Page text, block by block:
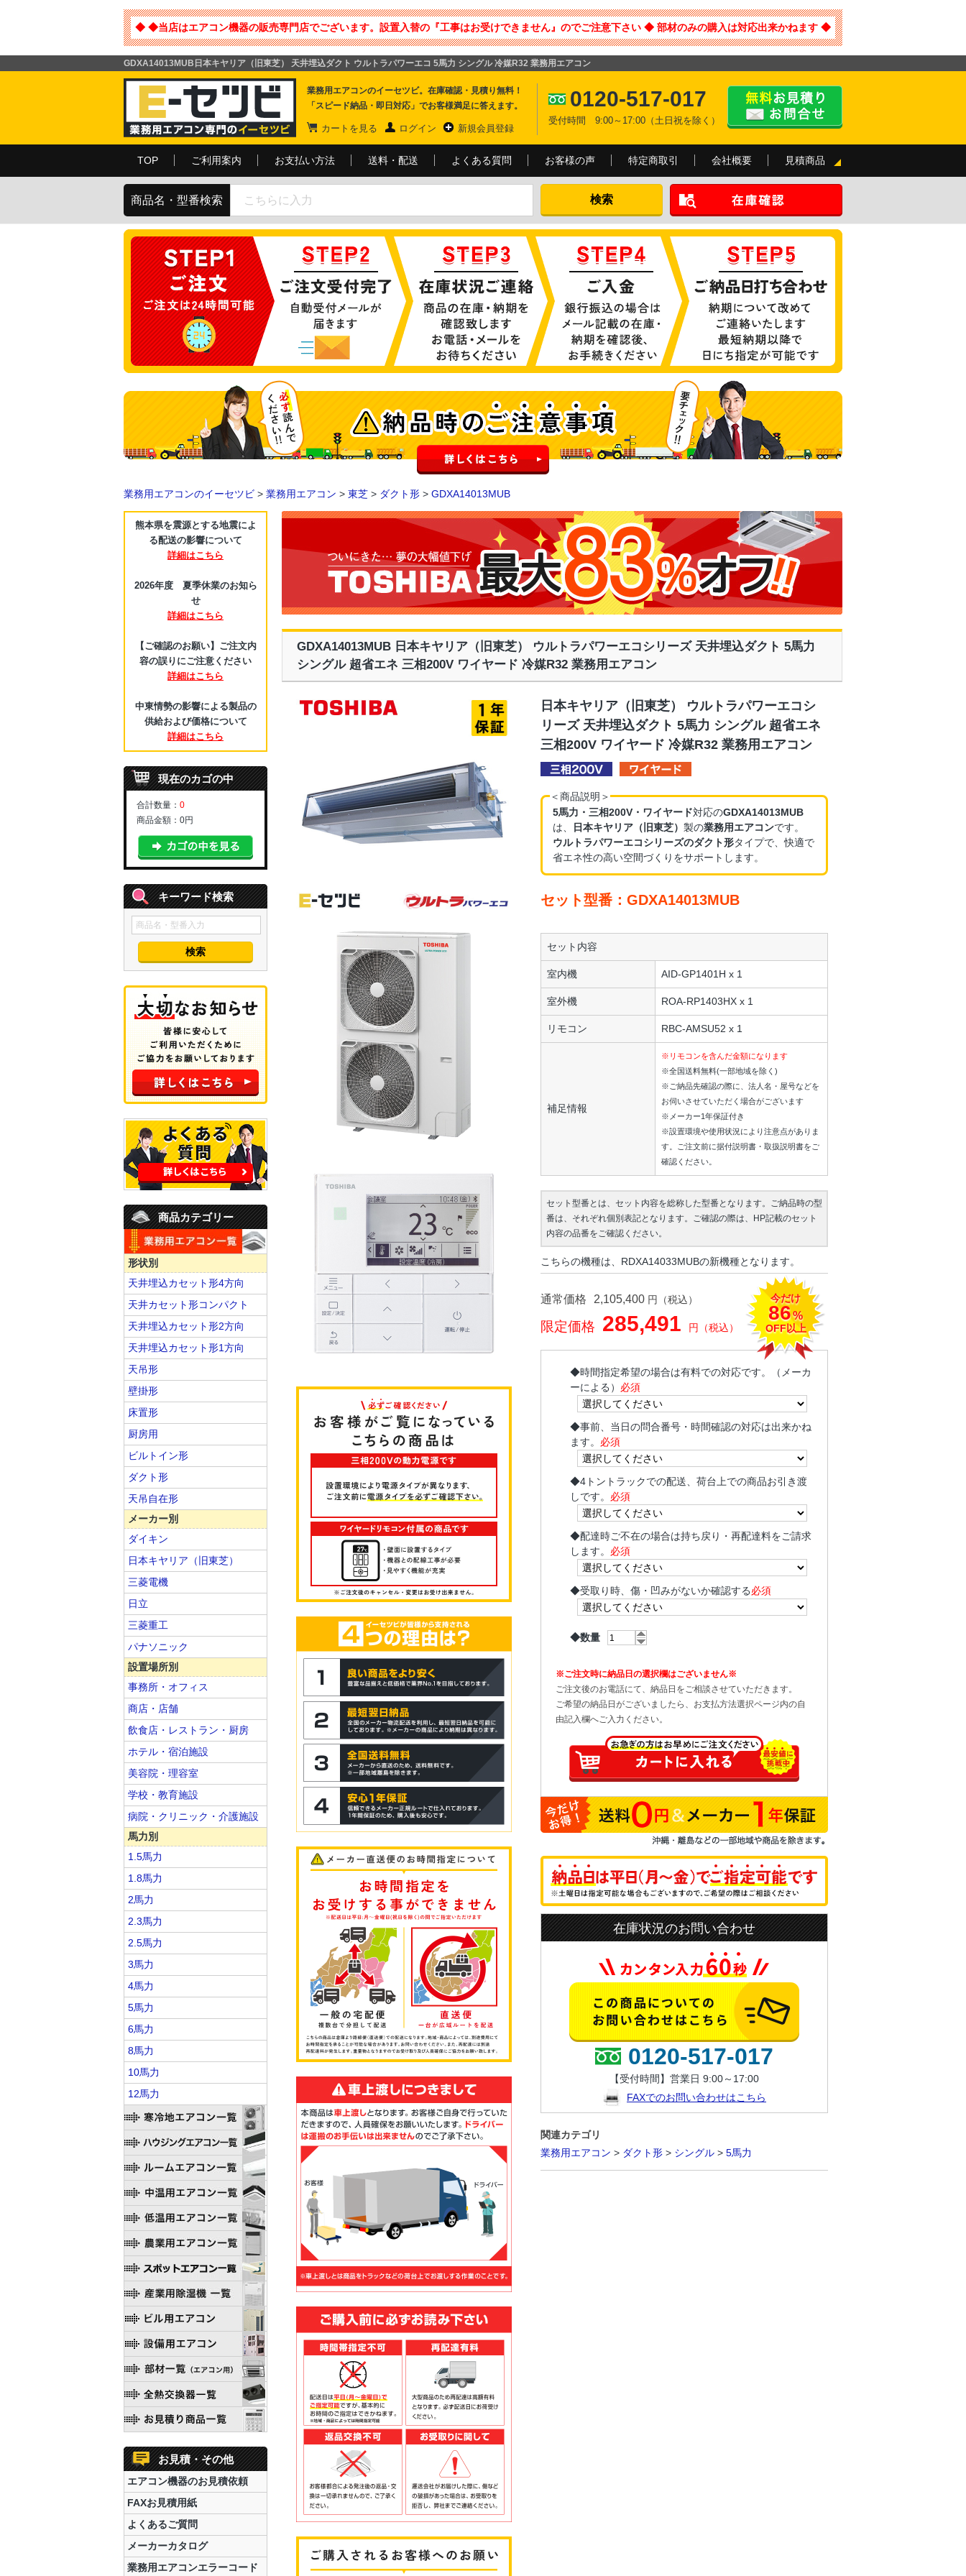
◆ ◆当店はエアコン機器の販売専門店でございます。設置入替の『工事はお受けできません』のでご注意下さい ◆ 部材のみの購入は対応出来かねます ◆
GDXA14013MUB日本キヤリア（旧東芝） 天井埋込ダクト ウルトラパワーエコ 5馬力 シングル 冷媒R32 業務用エアコン
業務用エアコンのイーセツビ。在庫確認・見積り無料！
「スピード納品・即日対応」でお客様満足に答えます。
カートを見る ログイン 新規会員登録
0120-517-017
受付時間 9:00～17:00（土日祝を除く）
TOP ご利用案内 お支払い方法 送料・配送 よくある質問 お客様の声 特定商取引 会社概要 見積商品
商品名・型番検索
業務用エアコンのイーセツビ > 業務用エアコン > 東芝 > ダクト形 > GDXA14013MUB
GDXA14013MUB 日本キヤリア（旧東芝） ウルトラパワーエコシリーズ 天井埋込ダクト 5馬力
シングル 超省エネ 三相200V ワイヤード 冷媒R32 業務用エアコン
日本キヤリア（旧東芝） ウルトラパワーエコシ
リーズ 天井埋込ダクト 5馬力 シングル 超省エネ
三相200V ワイヤード 冷媒R32 業務用エアコン
＜商品説明＞
5馬力・三相200V・ワイヤード対応のGDXA14013MUB
は、
日本キヤリア（旧東芝） 製の業務用エアコンです。
ウルトラパワーエコシリーズのダクト形タイプで、快適で
省エネ性の高い空間づくりをサポートします。
セット型番：GDXA14013MUB
セット内容
室内機 AID-GP1401H x 1
室外機 ROA-RP1403HX x 1
リモコン RBC-AMSU52 x 1
補足情報
※リモコンを含んだ金額になります
※全国送料無料(一部地域を除く)
※ご納品先確認の際に、法人名・屋号などを
お伺いさせていただく場合がございます
※メーカー1年保証付き
※設置環境や使用状況により注意点がありま
す。ご注文前に据付説明書・取扱説明書をご
確認ください。
セット型番とは、セット内容を総称した型番となります。ご納品時の型
番は、それぞれ個別表記となります。ご確認の際は、HP記載のセット
内容の品番をご確認ください。
こちらの機種は、RDXA14033MUBの新機種となります。
通常価格 2,105,400 円（税込）
限定価格 285,491 円（税込）
今だけ
86%
OFF以上
◆時間指定希望の場合は有料での対応です。（メーカ
ーによる） 必須
◆事前、当日の問合番号・時間確認の対応は出来かね
ます。 必須
◆4トントラックでの配送、荷台上での商品お引き渡
しです。 必須
◆配達時ご不在の場合は持ち戻り・再配達料をご請求
します。 必須
◆受取り時、傷・凹みがないか確認する必須
◆数量
※ご注文時に納品日の選択欄はございません※
ご注文後のお電話にて、納品日をご相談させていただきます。
ご希望の納品日がございましたら、お支払方法選択ページ内の自
由記入欄へご入力ください。
在庫状況のお問い合わせ
0120-517-017
【受付時間】営業日 9:00～17:00
FAXでのお問い合わせはこちら
関連カテゴリ
業務用エアコン > ダクト形 > シングル > 5馬力
熊本県を震源とする地震によ
る配送の影響について
詳細はこちら
2026年度 夏季休業のお知ら
せ
詳細はこちら
【ご確認のお願い】ご注文内
容の誤りにご注意ください
詳細はこちら
中東情勢の影響による製品の
供給および価格について
詳細はこちら
現在のカゴの中
合計数量： 0
商品金額： 0円
キーワード検索
商品カテゴリー
形状別
天井埋込カセット形4方向
天井カセット形コンパクト
天井埋込カセット形2方向
天井埋込カセット形1方向
天吊形
壁掛形
床置形
厨房用
ビルトイン形
ダクト形
天吊自在形
メーカー別
ダイキン
日本キヤリア（旧東芝）
三菱電機
日立
三菱重工
パナソニック
設置場所別
事務所・オフィス
商店・店舗
飲食店・レストラン・厨房
ホテル・宿泊施設
美容院・理容室
学校・教育施設
病院・クリニック・介護施設
馬力別
1.5馬力
1.8馬力
2馬力
2.3馬力
2.5馬力
3馬力
4馬力
5馬力
6馬力
8馬力
10馬力
12馬力
お見積・その他
エアコン機器のお見積依頼
FAXお見積用紙
よくあるご質問
メーカーカタログ
業務用エアコンエラーコード